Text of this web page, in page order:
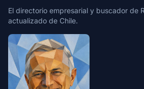
El directorio empresarial y buscador de
actualizado de Chile.